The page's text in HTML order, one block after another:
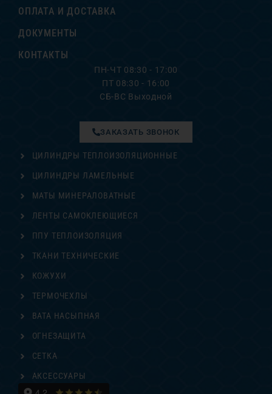
ОПЛАТА И ДОСТАВКА
ДОКУМЕНТЫ
КОНТАКТЫ
ПН-ЧТ 08:30 - 17:00
ПТ 08:30 - 16:00
СБ-ВС Выходной
ЦИЛИНДРЫ ТЕПЛОИЗОЛЯЦИОННЫЕ
ЦИЛИНДРЫ ЛАМЕЛЬНЫЕ
МАТЫ МИНЕРАЛОВАТНЫЕ
ЛЕНТЫ САМОКЛЕЮЩИЕСЯ
ППУ ТЕПЛОИЗОЛЯЦИЯ
ТКАНИ ТЕХНИЧЕСКИЕ
ЗАКАЗАТЬ ЗВОНОК
КОЖУХИ
ТЕРМОЧЕХЛЫ
ВАТА НАСЫПНАЯ
ОГНЕЗАЩИТА
СЕТКА
АКСЕССУАРЫ